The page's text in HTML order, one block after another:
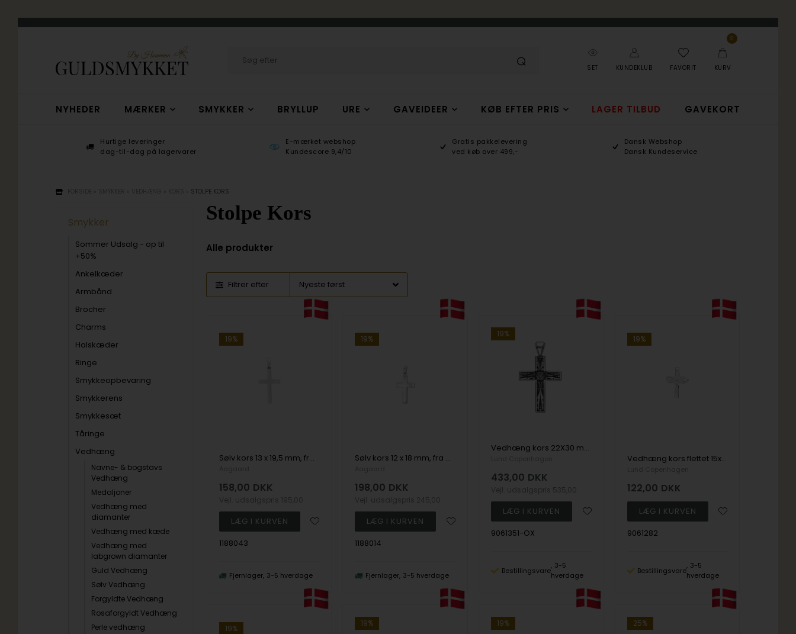
SET KUNDEKLUB FAVORIT
0
KURV
NYHEDER MÆRKER SMYKKER BRYLLUP URE GAVEIDEER KØB EFTER PRIS LAGER TILBUD GAVEKORT
Hurtige leveringer
dag-til-dag på lagervarer
E-mærket webshop
Kundescore 9,4/10
Gratis pakkelevering
ved køb over 499,-
Dansk Webshop
Dansk Kundeservice
STOLPE KORS
Smykker
Sommer Udsalg - op til
+50%
Ankelkæder
Armbånd
Brocher
Charms
Halskæder
Ringe
Smykkeopbevaring
Smykkerens
Smykkesæt
Tåringe
Vedhæng
Navne- & bogstavs
Vedhæng
Medaljoner
Vedhæng med
diamanter
Vedhæng med kæde
Vedhæng med
labgrown diamanter
Guld Vedhæng
Sølv Vedhæng
Forgyldte Vedhæng
Rosaforgyldt Vedhæng
Perle vedhæng
Stolpe Kors
Alle produkter
Filtrer efter
19%
Sølv kors 13 x 19,5 mm, fra aagaard
158,00 DKK
1188043
Fjernlager 3-5 hverdage
19%
Sølv kors 12 x 18 mm, fra aagaard
198,00 DKK
1188014
Fjernlager 3-5 hverdage
19%
Vedhæng kors 22X30 med mønster oxyderet sterling sølv
433,00 DKK
9061351-OX
Bestillingsvare
3-5
hverdage
19%
Vedhæng kors flettet 15x10 mm sterling sølv
122,00 DKK
9061282
Bestillingsvare
3-5
hverdage
19%
19% 19% 25%